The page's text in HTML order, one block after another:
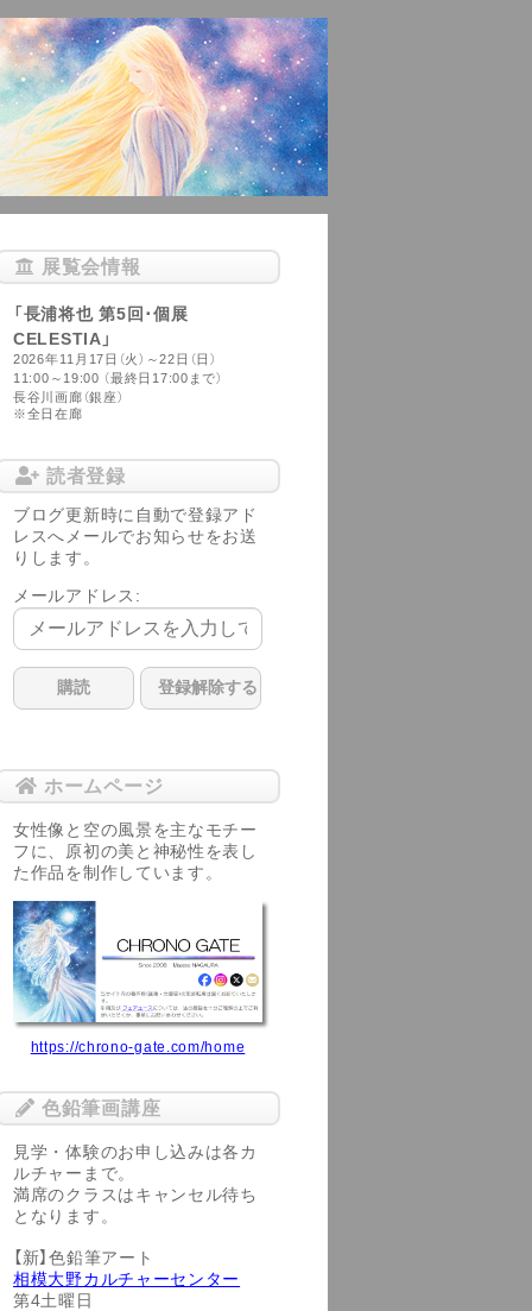
展覧会情報
「長浦将也 第5回･個展
CELESTIA」
2026年11月17日（火）～22日（日）
11:00～19:00 （最終日17:00まで）
長谷川画廊（銀座）
※全日在廊
読者登録
ブログ更新時に自動で登録アド
レスへメールでお知らせをお送
りします。
メールアドレス:
ホームページ
女性像と空の風景を主なモチー
フに、原初の美と神秘性を表し
た作品を制作しています。
https://chrono-gate.com/home
色鉛筆画講座
見学・体験のお申し込みは各カ
ルチャーまで。
満席のクラスはキャンセル待ち
となります。
【新】色鉛筆アート
相模大野カルチャーセンター
第4土曜日